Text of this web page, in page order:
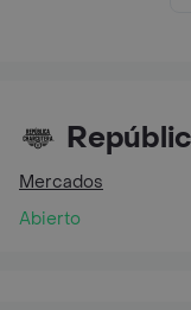
Mercados
Abierto